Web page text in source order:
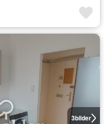
3bilder